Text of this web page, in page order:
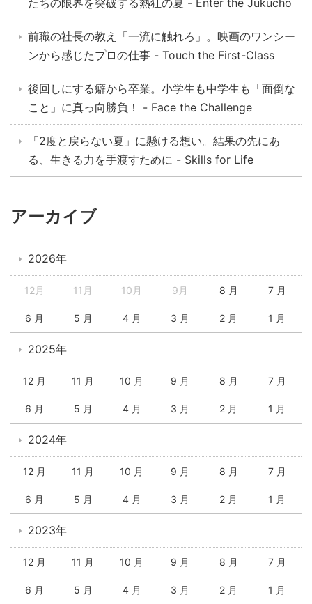
前職の社長の教え「一流に触れろ」。映画のワンシー
ンから感じたプロの仕事 - Touch the First-Class
後回しにする癖から卒業。小学生も中学生も「面倒な
こと」に真っ向勝負！ - Face the Challenge
「2度と戻らない夏」に懸ける想い。結果の先にあ
る、生きる力を手渡すために - Skills for Life
アーカイブ
2026年
12月 11月 10月 9月 8 月 7 月
6 月 5 月 4 月 3 月 2 月 1 月
2025年
12 月 11 月 10 月 9 月 8 月 7 月
6 月 5 月 4 月 3 月 2 月 1 月
2024年
12 月 11 月 10 月 9 月 8 月 7 月
6 月 5 月 4 月 3 月 2 月 1 月
2023年
12 月 11 月 10 月 9 月 8 月 7 月
6 月 5 月 4 月 3 月 2 月 1 月